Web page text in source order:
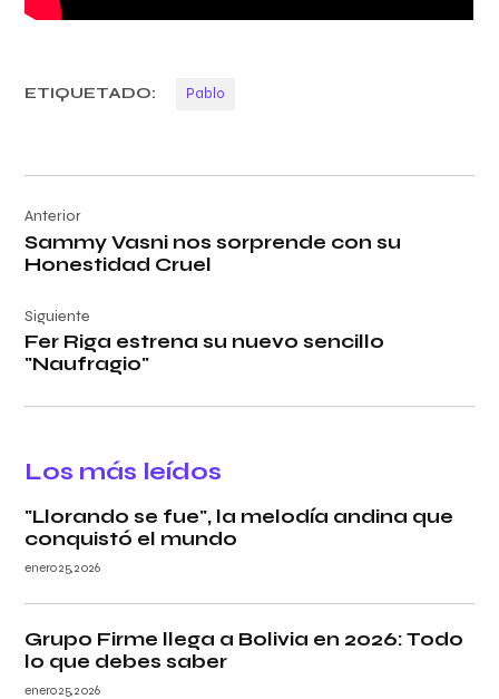
ETIQUETADO: Pablo
de
entradas
Anterior
Sammy Vasni nos sorprende con su
Honestidad Cruel
Siguiente
Fer Riga estrena su nuevo sencillo
"Naufragio"
Los más leídos
"Llorando se fue", la melodía andina que
conquistó el mundo
enero 25, 2026
Grupo Firme llega a Bolivia en 2026: Todo
lo que debes saber
enero 25, 2026